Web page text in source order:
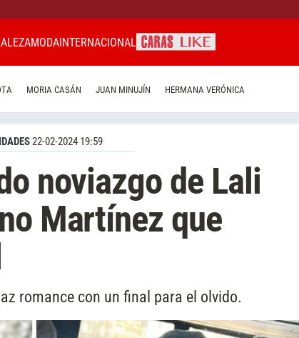
MODAINTERNACIONAL
MORIA CASÁN JUAN MINUJÍN HERMANA VERÓNICA
22-02-2024 19:59
noviazgo de Lali
Martínez que
romance con un final para el olvido.